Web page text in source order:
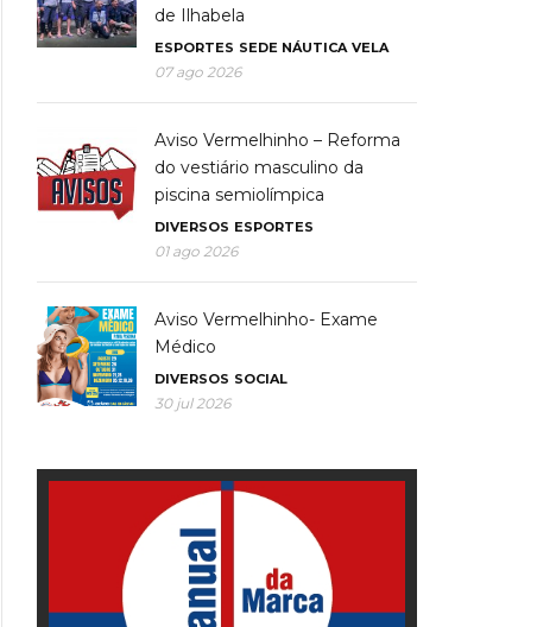
de Ilhabela
ESPORTES SEDE NÁUTICA VELA
07 ago 2026
Aviso Vermelhinho – Reforma
do vestiário masculino da
piscina semiolímpica
DIVERSOS ESPORTES
01 ago 2026
Aviso Vermelhinho- Exame
Médico
DIVERSOS SOCIAL
30 jul 2026